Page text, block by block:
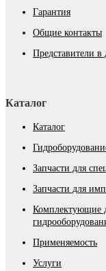
Гарантия
Общие контакты
Представители в
Каталог
Каталог
Запчасти для
Запчасти для
Комплектующие
Применяемость
Услуги